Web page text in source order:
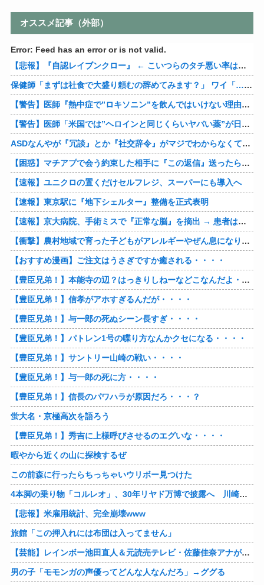
オススメ記事（外部）
Error: Feed has an error or is not valid.
【悲報】『自認レイブンクロー』 ← こいつらのタチ悪い率は異常
保健師「まずは社食で大盛り頼むの辞めてみます？」 ワイ「…食っちゃいけないものを売ってるのか？」
【警告】医師『熱中症で”ロキソニン”を飲んではいけない理由がこれ』
【警告】医師「米国では”ヘロインと同じくらいヤバい薬”が日本では平気で処方されてる」
ASDなんやが『冗談』とか『社交辞令』がマジでわからなくて怖い
【困惑】マチアプで会う約束した相手に『この返信』送ったらブロックされたんやが…
【速報】ユニクロの置くだけセルフレジ、スーパーにも導入へ
【速報】東京駅に『地下シェルター』整備を正式表明
【速報】京大病院、手術ミスで『正常な脳』を摘出 → 患者は自発呼吸不可能な植物状態に
【衝撃】農村地域で育った子どもがアレルギーやぜん息になりにくい『農場効果』を引き起こす細菌が判明
【おすすめ漫画】ご注文はうさぎですか癒される・・・・
【豊臣兄弟！】本能寺の辺？はっきりしねーなどこなんだよ・・・・
【豊臣兄弟！】信孝がアホすぎるんだが・・・・
【豊臣兄弟！】与一郎の死ぬシーン長すぎ・・・・
【豊臣兄弟！】パトレン1号の喋り方なんかクセになる・・・・
【豊臣兄弟！】サントリー山崎の戦い・・・・
【豊臣兄弟！】与一郎の死に方・・・・
【豊臣兄弟！】信長のパワハラが原因だろ・・・？
蛍大名・京極高次を語ろう
【豊臣兄弟！】秀吉に上様呼びさせるのエグいな・・・・
暇やから近くの山に探検するぜ
この前森に行ったらちっちゃいウリボー見つけた
4本脚の乗り物「コルレオ」、30年リヤド万博で披露へ 川崎重工が35年発売目指す
【悲報】米雇用統計、完全崩壊www
旅館「この押入れには布団は入ってません」
【芸能】レインボー池田直人＆元読売テレビ・佐藤佳奈アナが結婚
男の子「モモンガの声優ってどんな人なんだろ」→ググる